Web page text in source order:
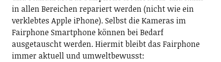
in allen Bereichen repariert werden (nicht wie ein
verklebtes Apple iPhone). Selbst die Kameras im
Fairphone Smartphone können bei Bedarf
ausgetauscht werden. Hiermit bleibt das Fairphone
immer aktuell und umweltbewusst: